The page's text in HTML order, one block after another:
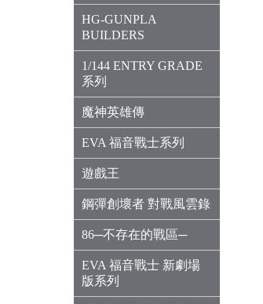
HG-GUNPLA
BUILDERS
1/144 ENTRY GRADE
系列
魔神英雄傳
EVA 福音戰士系列
遊戲王
鋼彈創壞者 對戰風雲錄
86─不存在的戰區─
EVA 福音戰士 新劇場
版系列